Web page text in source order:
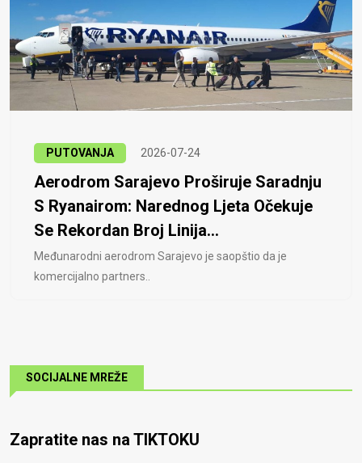
PUTOVANJA 2026-07-24
Aerodrom Sarajevo Proširuje Saradnju
S Ryanairom: Narednog Ljeta Očekuje
Se Rekordan Broj Linija...
Međunarodni aerodrom Sarajevo je saopštio da je
komercijalno partners..
SOCIJALNE MREŽE
Zapratite nas na TIKTOKU